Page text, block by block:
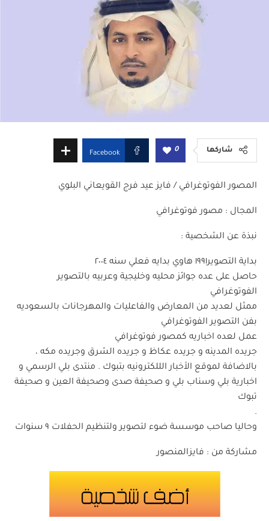
شاركها 0
Facebook
المصور الفوتوغرافي / فايز عيد فرج القويعاني البلوي
المجال : مصور فوتوغرافي
نبذة عن الشخصية :
بداية التصوير١٩٩١ هاوي بدايه فعلي سنه ٢٠٠٤
حاصل على عده جوائز محليه وخليجية وعربيه بالتصوير
الفوتوغرافي
ممثل لعديد من المعارض والفاعليات والمهرجانات بالسعوديه
بفن التصوير الفوتوغرافي
عمل لعده اخباريه كمصور فوتوغرافي
جريده المدينه و جريده عكاظ و جريده الشرق وجريده مكه ،
بالاضافة لموقع الأخبار الللكترونيه بتبوك . منتدى بلي الرسمي و
اخبارية بلي وسناب بلي و صحيفة صدى وصحيفة العين و صحيفة
تبوك
.
وحاليا صاحب موسسة ضوء لتصوير ولتنظيم الحفلات ٩ سنوات
مشاركة من : فايزالمنصور